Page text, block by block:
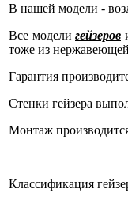
В нашей модели -
Все модели гейзеров
тоже из
Гарантия
Стенки гейзера
Монтаж
Классификация